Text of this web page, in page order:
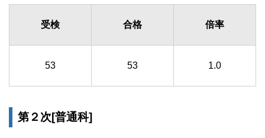
受検 合格 倍率
53 53 1.0
第２次[普通科]